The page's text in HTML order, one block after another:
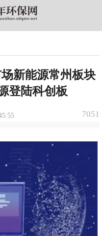
新能源常州板块
登陆科创板
7051